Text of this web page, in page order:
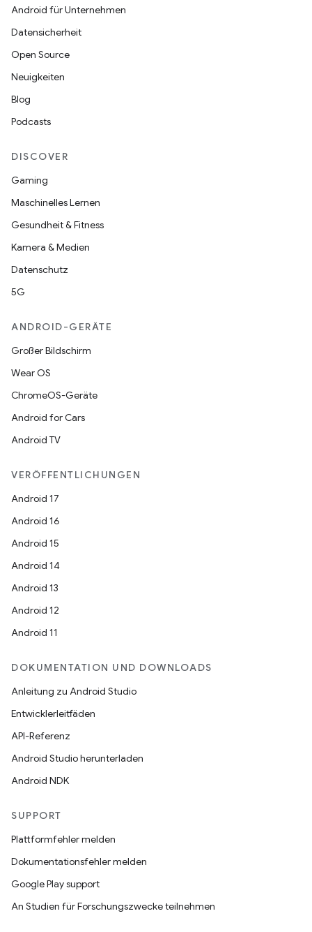
Android für Unternehmen
Datensicherheit
Open Source
Neuigkeiten
Blog
Podcasts
DISCOVER
Gaming
Maschinelles Lernen
Gesundheit & Fitness
Kamera & Medien
Datenschutz
5G
ANDROID-GERÄTE
Großer Bildschirm
Wear OS
ChromeOS-Geräte
Android for Cars
Android TV
VERÖFFENTLICHUNGEN
Android 17
Android 16
Android 15
Android 14
Android 13
Android 12
Android 11
DOKUMENTATION UND DOWNLOADS
Anleitung zu Android Studio
Entwicklerleitfäden
API-Referenz
Android Studio herunterladen
Android NDK
SUPPORT
Plattformfehler melden
Dokumentationsfehler melden
Google Play support
An Studien für Forschungszwecke teilnehmen